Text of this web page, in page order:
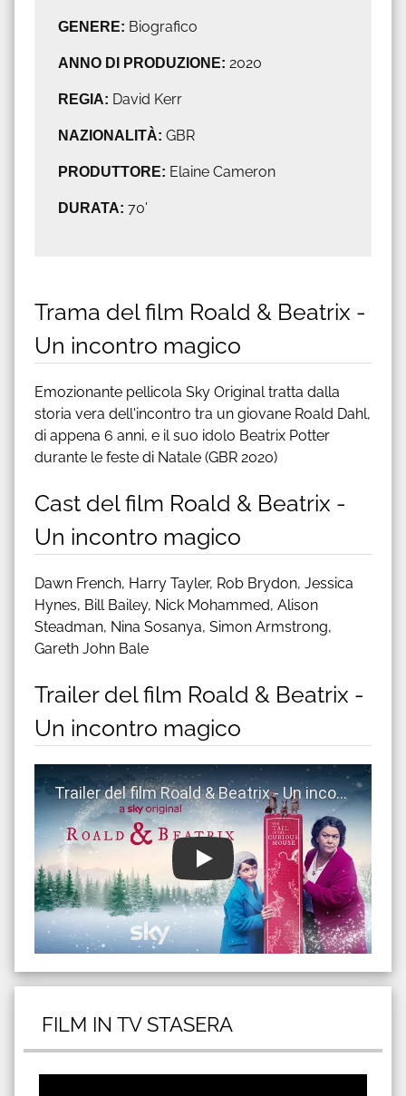
GENERE: Biografico
ANNO DI PRODUZIONE: 2020
REGIA: David Kerr
NAZIONALITÀ: GBR
PRODUTTORE: Elaine Cameron
DURATA: 70'
Trama del film Roald & Beatrix -
Un incontro magico
Emozionante pellicola Sky Original tratta dalla
storia vera dell'incontro tra un giovane Roald Dahl,
di appena 6 anni, e il suo idolo Beatrix Potter
durante le feste di Natale (GBR 2020)
Cast del film Roald & Beatrix -
Un incontro magico
Dawn French, Harry Tayler, Rob Brydon, Jessica
Hynes, Bill Bailey, Nick Mohammed, Alison
Steadman, Nina Sosanya, Simon Armstrong,
Gareth John Bale
Trailer del film Roald & Beatrix -
Un incontro magico
Guarda trailer del film Roald & Beatrix - Un incontro
FILM IN TV STASERA